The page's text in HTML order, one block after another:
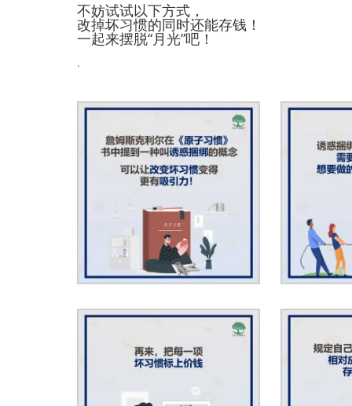
不妨试试以下方式，
改掉坏习惯的同时还能存钱！
一起来摆脱“月光”吧！
.